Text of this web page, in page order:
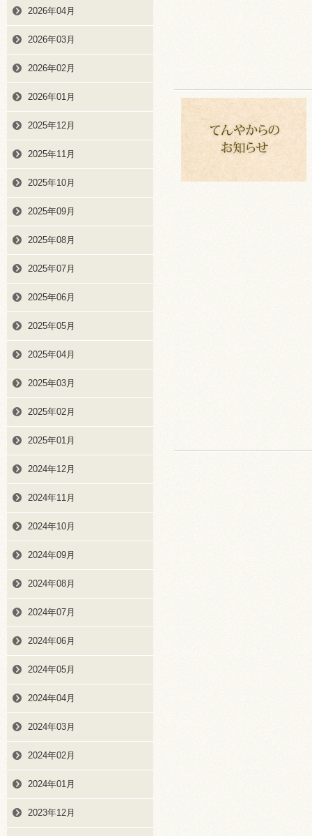
2026年04月
2026年03月
2026年02月
2026年01月
2025年12月
2025年11月
2025年10月
2025年09月
2025年08月
2025年07月
2025年06月
2025年05月
2025年04月
2025年03月
2025年02月
2025年01月
2024年12月
2024年11月
2024年10月
2024年09月
2024年08月
2024年07月
2024年06月
2024年05月
2024年04月
2024年03月
2024年02月
2024年01月
2023年12月